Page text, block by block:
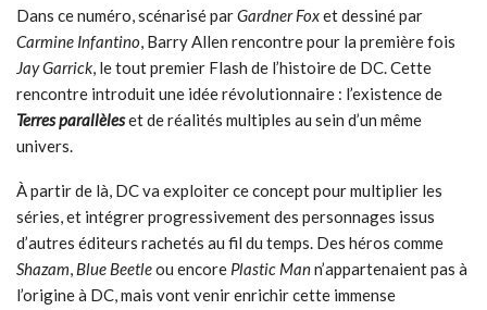
Dans ce numéro, scénarisé parGardner Foxet dessiné par
Carmine Infantino, Barry Allen rencontre pour la première fois
Jay Garrick, le tout premier Flash de l’histoire de DC. Cette
rencontre introduit une idée révolutionnaire : l’existence de
Terres parallèleset de réalités multiples au sein d’un même
univers.
À partir de là, DC va exploiter ce concept pour multiplier les
séries, et intégrer progressivement des personnages issus
d’autres éditeurs rachetés au fil du temps. Des héros comme
Shazam, Blue Beetleou encore Plastic Mann’appartenaient pas à
l’origine à DC, mais vont venir enrichir cette immense